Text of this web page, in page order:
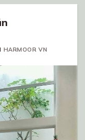
HARMOOR VN